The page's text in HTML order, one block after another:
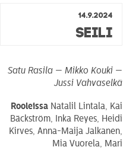
14.9.2024
Seili
Satu Rasila — Mikko Kouki —
Jussi Vahvaselkä
Rooleissa Natalil Lintala, Kai
Bäckström, Inka Reyes, Heidi
Kirves, Anna-Maija Jalkanen,
Mia Vuorela, Mari